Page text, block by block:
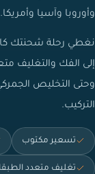
وأوروبا وآسيا وأمريكا.
نغطي رحلة شحنتك
إلى الفك والتغليف
وحتى التخليص
التركيب.
تسعير مكتوب
تغليف متعدد